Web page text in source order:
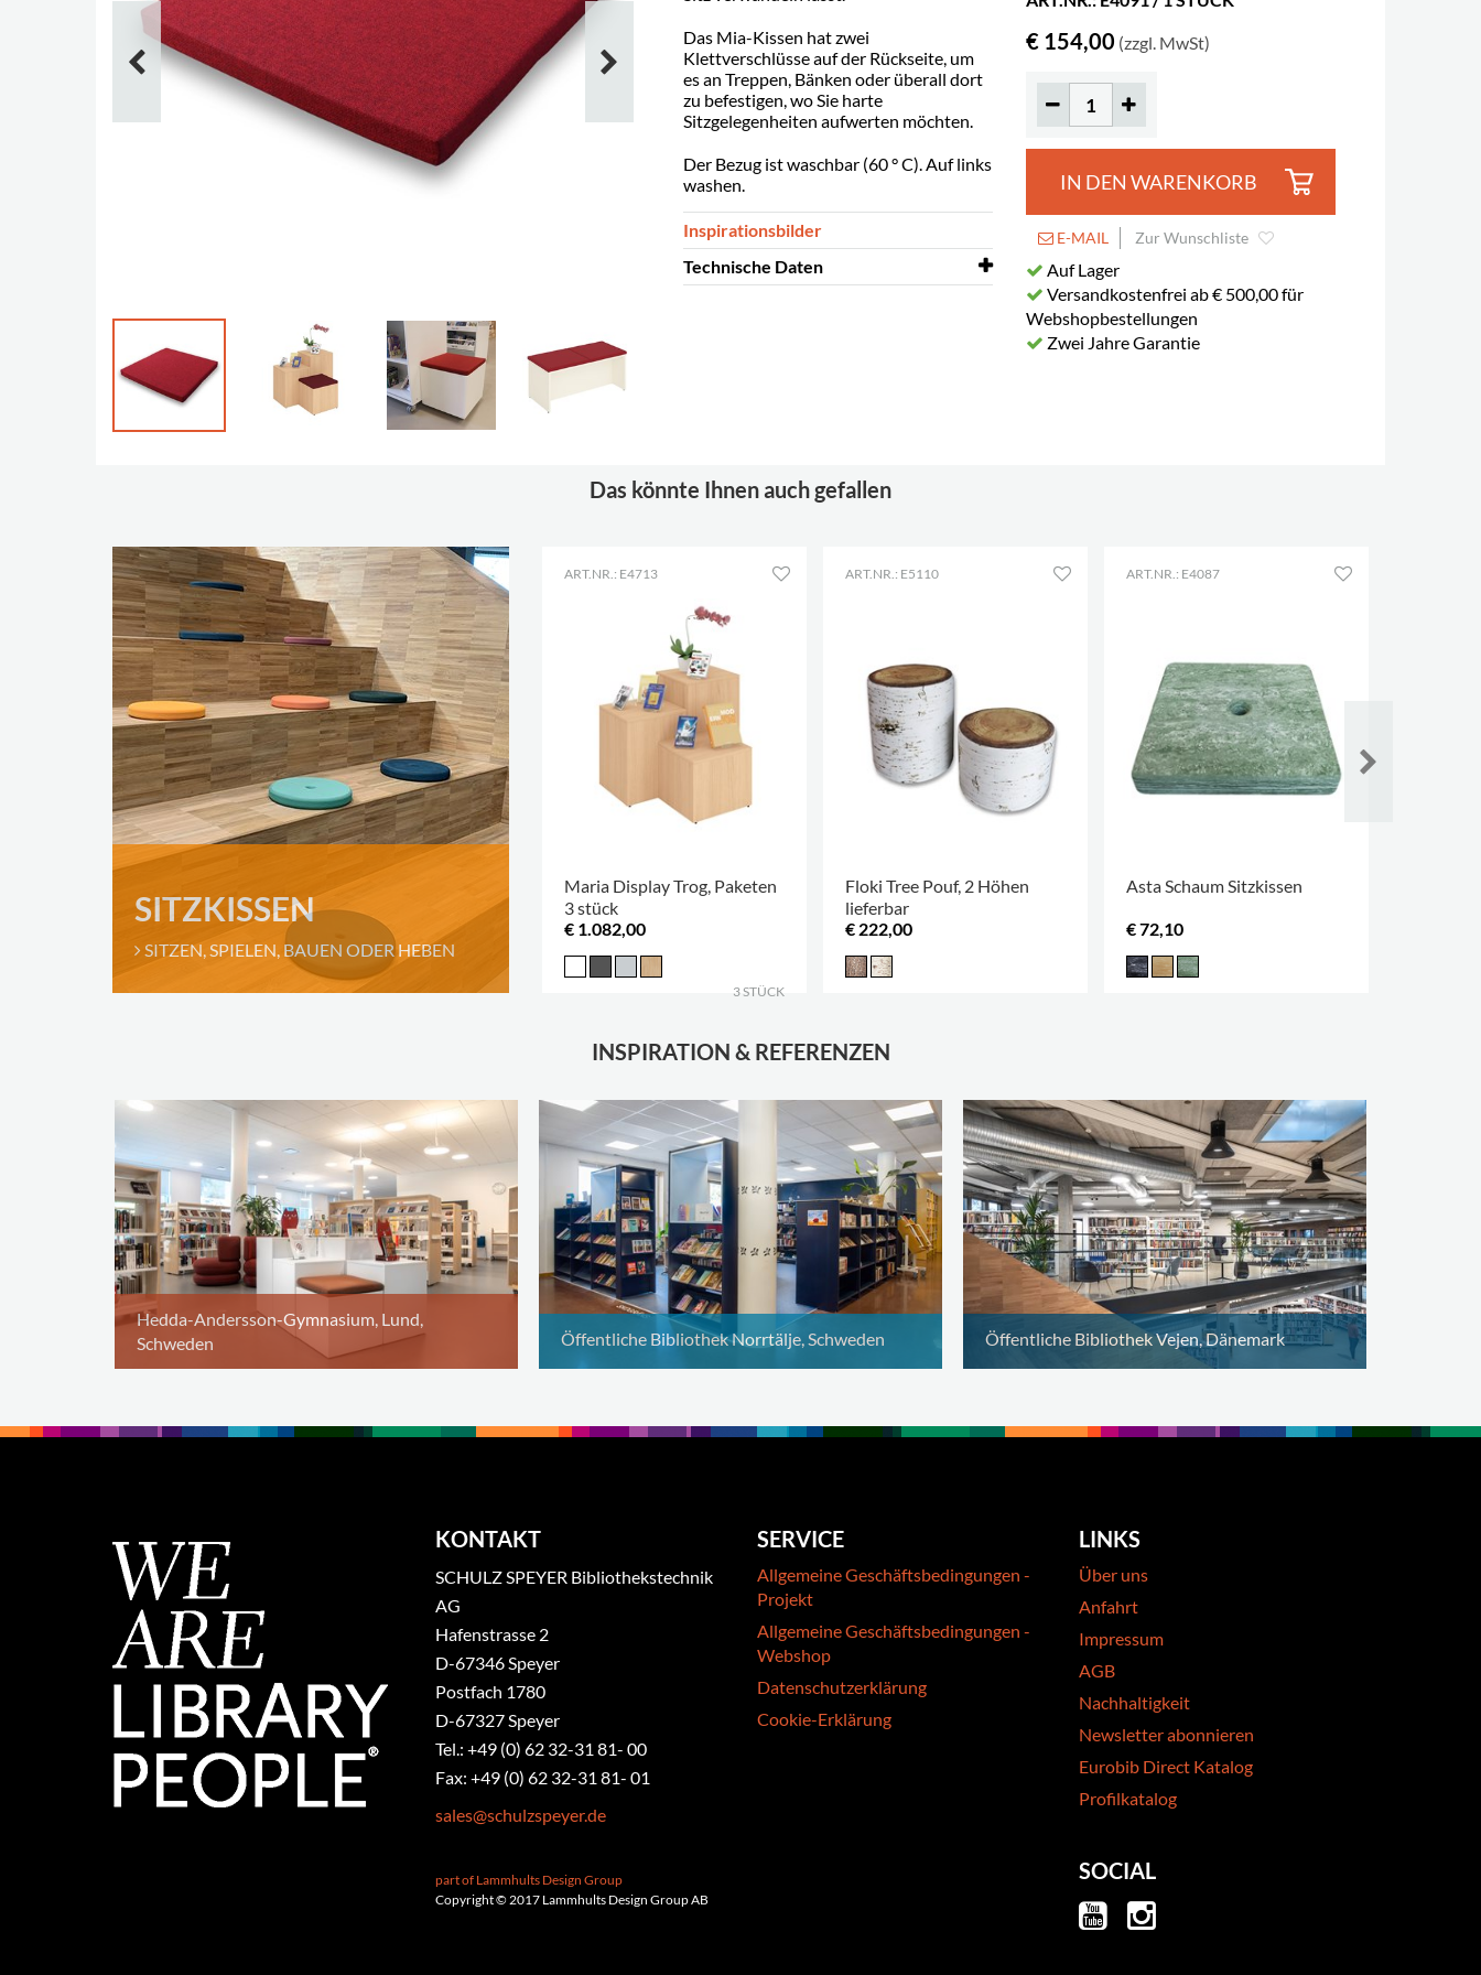
Das Mia-Kissen hat zwei
Klettverschlüsse auf der Rückseite, um
es an Treppen, Bänken oder überall dort
zu befestigen, wo Sie harte
Sitzgelegenheiten aufwerten möchten.
Der Bezug ist waschbar (60 ° C). Auf links
washen.
Inspirationsbilder
Technische Daten
Sonstiges
Martindale 100000
€ 154,00 (zzgl. MwSt)
IN DEN WARENKORB
E-MAIL Zur Wunschliste
Auf Lager
Versandkostenfrei ab € 500,00 für
Webshopbestellungen
Zwei Jahre Garantie
Das könnte Ihnen auch gefallen
SITZKISSEN
SITZEN, SPIELEN, BAUEN ODER HEBEN
ART.NR.: E4713
Maria Display Trog, Paketen
3 stück
€ 1.082,00
3 STÜCK
ART.NR.: E5110
Floki Tree Pouf, 2 Höhen
lieferbar
€ 222,00
ART.NR.: E4087
Asta Schaum Sitzkissen
€ 72,10
INSPIRATION & REFERENZEN
Hedda-Andersson-Gymnasium, Lund,
Schweden
Öffentliche Bibliothek Norrtälje, Schweden Öffentliche Bibliothek Vejen, Dänemark
KONTAKT
SCHULZ SPEYER Bibliothekstechnik
AG
Hafenstrasse 2
​D-67346 Speyer
Postfach 1780
D-67327 Speyer
Tel.: +49 (0) 62 32-31 81- 00
Fax: +49 (0) 62 32-31 81- 01
sales@schulzspeyer.de
part of Lammhults Design Group
Copyright © 2017 Lammhults Design Group AB
SERVICE
Allgemeine Geschäftsbedingungen -
Projekt
Allgemeine Geschäftsbedingungen -
Webshop
Datenschutzerklärung
Cookie-Erklärung
LINKS
Über uns
Anfahrt
Impressum
AGB
Nachhaltigkeit
Newsletter abonnieren
Eurobib Direct Katalog
Profilkatalog
SOCIAL